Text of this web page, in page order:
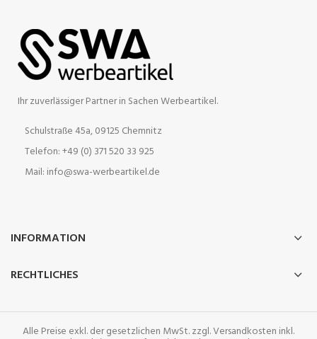
Ihr zuverlässiger Partner in Sachen Werbeartikel.
Schulstraße 45a, 09125 Chemnitz
Telefon: +49 (0) 371 520 33 925
Mail: info@swa-werbeartikel.de
INFORMATION
RECHTLICHES
Alle Preise exkl. der gesetzlichen MwSt. zzgl. Versandkosten inkl.